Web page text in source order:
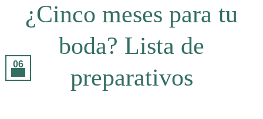
¿Cinco meses para tu
boda? Lista de
preparativos
06